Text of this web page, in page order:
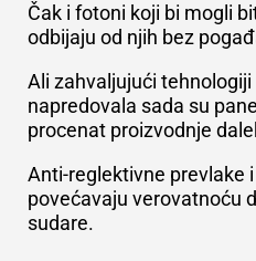
Čak i fotoni koji bi mogli
odbijaju od njih bez
Ali zahvaljujući
napredovala sada su
procenat proizvodnje
Anti-reglektivne prevlake
povećavaju verovatnoću
sudare.